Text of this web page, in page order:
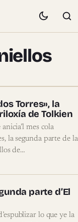
de los
Torres», la
de Tolkien
mes cola
la segunda parte de la
de…
parte d’El
lo que ye la